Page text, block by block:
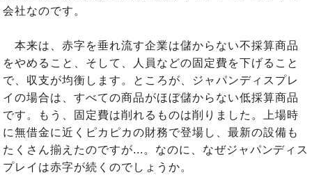
会社なのです。
本来は、赤字を垂れ流す企業は儲からない不採算商品
をやめること、そして、人員などの固定費を下げること
で、収支が均衡します。ところが、ジャパンディスプレ
イの場合は、すべての商品がほぼ儲からない低採算商品
です。もう、固定費は削れるものは削りました。上場時
に無借金に近くピカピカの財務で登場し、最新の設備も
たくさん揃えたのですが...。なのに、なぜジャパンディス
プレイは赤字が続くのでしょうか。